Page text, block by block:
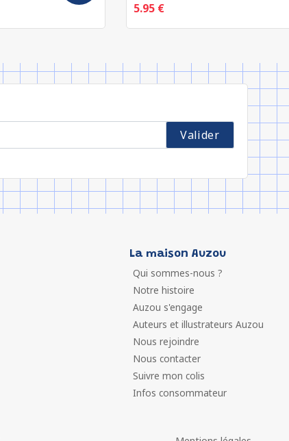
5.95 €
La maison Auzou
Qui sommes-nous ?
Notre histoire
Auzou s'engage
Auteurs et illustrateurs Auzou
Nous rejoindre
Nous contacter
Suivre mon colis
Infos consommateur